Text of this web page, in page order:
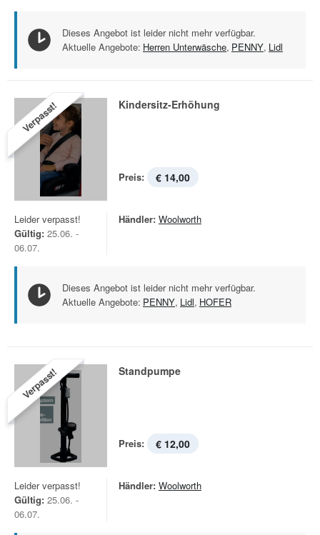
Dieses Angebot ist leider nicht mehr verfügbar.
Aktuelle Angebote: Herren Unterwäsche, PENNY, Lidl
Verpasst! Kindersitz-Erhöhung
Preis: € 14,00
Leider verpasst!
Gültig: 25.06. -
06.07.
Händler: Woolworth
Dieses Angebot ist leider nicht mehr verfügbar.
Aktuelle Angebote: PENNY, Lidl, HOFER
Verpasst! Standpumpe
Preis: € 12,00
Leider verpasst!
Gültig: 25.06. -
06.07.
Händler: Woolworth